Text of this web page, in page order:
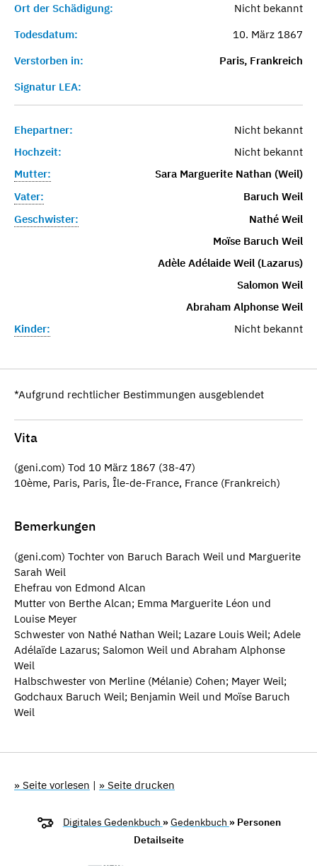
Ort der Schädigung:
Nicht bekannt
Todesdatum:
10. März 1867
Verstorben in:
Paris, Frankreich
Signatur LEA:
Ehepartner:
Nicht bekannt
Hochzeit:
Nicht bekannt
Mutter:
Sara Marguerite Nathan (Weil)
Vater:
Baruch Weil
Geschwister:
Nathé Weil
Moïse Baruch Weil
Adèle Adélaide Weil (Lazarus)
Salomon Weil
Abraham Alphonse Weil
Kinder:
Nicht bekannt
*Aufgrund rechtlicher Bestimmungen ausgeblendet
Vita
(geni.com) Tod 10 März 1867 (38-47)
10ème, Paris, Paris, Île-de-France, France (Frankreich)
Bemerkungen
(geni.com) Tochter von Baruch Barach Weil und Marguerite
Sarah Weil
Ehefrau von Edmond Alcan
Mutter von Berthe Alcan; Emma Marguerite Léon und
Louise Meyer
Schwester von Nathé Nathan Weil; Lazare Louis Weil; Adele
Adélaïde Lazarus; Salomon Weil und Abraham Alphonse
Weil
Halbschwester von Merline (Mélanie) Cohen; Mayer Weil;
Godchaux Baruch Weil; Benjamin Weil und Moïse Baruch
Weil
» Seite vorlesen | » Seite drucken
Digitales Gedenkbuch »Gedenkbuch » Personen
Detailseite